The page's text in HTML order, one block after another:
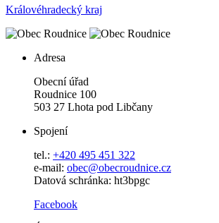
Královéhradecký kraj
Adresa
Obecní úřad
Roudnice 100
503 27 Lhota pod Libčany
Spojení
tel.: +420 495 451 322
e-mail: obec@obecroudnice.cz
Datová schránka: ht3bpgc
Facebook